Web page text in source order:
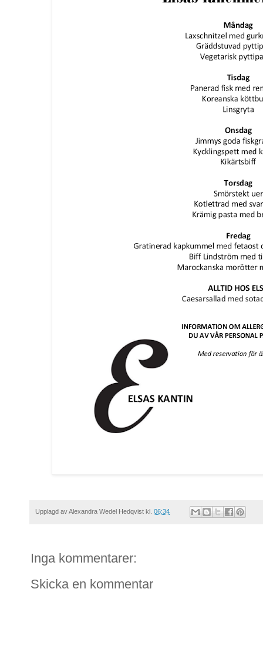
Upplagd avAlexandra Wedel Hedqvist kl. 06:34
Inga kommentarer:
Skicka en kommentar